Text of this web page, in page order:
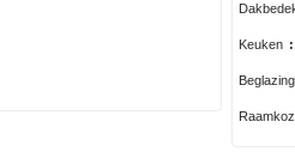
Keuken :
Beglazing